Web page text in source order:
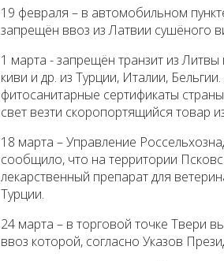
19 февраля – в автомобильном
запрещён ввоз из Латвии сушёного
1 марта - запрещён транзит из
киви и др. из Турции, Италии,
фитосанитарные сертификаты
свет везти скоропортящийся товар
18 марта – Управление
сообщило, что на территории
лекарственный препарат для
Турции.
24 марта – в торговой точке Твери
ввоз которой, согласно Указов